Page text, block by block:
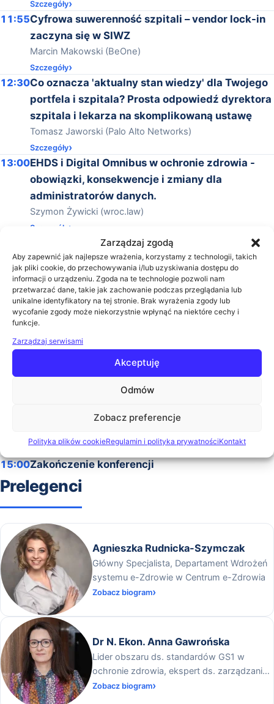
Zarządzaj zgodą
Aby zapewnić jak najlepsze wrażenia, korzystamy z technologii, takich
jak pliki cookie, do przechowywania i/lub uzyskiwania dostępu do
informacji o urządzeniu. Zgoda na te technologie pozwoli nam
przetwarzać dane, takie jak zachowanie podczas przeglądania lub
unikalne identyfikatory na tej stronie. Brak wyrażenia zgody lub
wycofanie zgody może niekorzystnie wpłynąć na niektóre cechy i
funkcje.
Zarządzaj serwisami
Akceptuję
Odmów
Zobacz preferencje
Polityka plików cookieRegulamin i polityka prywatnościKontakt
Szczegóły
11:55Cyfrowa suwerenność szpitali – vendor lock-in
zaczyna się w SIWZ
Marcin Makowski (BeOne)
Szczegóły
12:30Co oznacza 'aktualny stan wiedzy' dla Twojego
portfela i szpitala? Prosta odpowiedź dyrektora
szpitala i lekarza na skomplikowaną ustawę
Tomasz Jaworski (Palo Alto Networks)
Szczegóły
13:00EHDS i Digital Omnibus w ochronie zdrowia -
obowiązki, konsekwencje i zmiany dla
administratorów danych.
Szymon Żywicki (wroc.law)
Szczegóły
Statlook w ochronie zdrowia – bezpieczne i
niezawodne wsparcie systemów IT
Marcin Pera (Statlook)
Szczegóły
13:55Logistyka w szpitalu: rola cyfrowych rozwiązań
w budowaniu odporności organizacji
dr n. ekon. Anna Gawrońska (Zakład Innowacji w
dla placówek medycznych współpracujących z
Agnieszka Rudnicka-Szymczak (Centrum e-Zdrowia)
15:00Zakończenie konferencji
Prelegenci
Agnieszka Rudnicka-Szymczak
Główny Specjalista, Departament Wdrożeń
systemu e-Zdrowie w Centrum e-Zdrowia
Zobacz biogram
Dr N. Ekon. Anna Gawrońska
Lider obszaru ds. standardów GS1 w
ochronie zdrowia, ekspert ds. zarządzania
w ochronie zdrowia
Zobacz biogram